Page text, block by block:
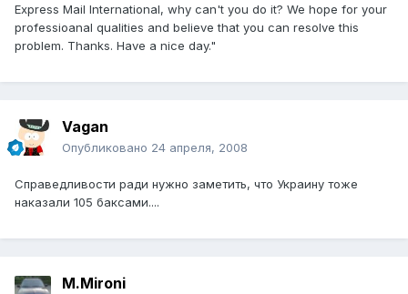
Express Mail International, why can't you do it? We hope for your
professioanal qualities and believe that you can resolve this
problem. Thanks. Have a nice day."
Vagan
Опубликовано 24 апреля, 2008
Справедливости ради нужно заметить, что Украину тоже
наказали 105 баксами....
M.Mironi